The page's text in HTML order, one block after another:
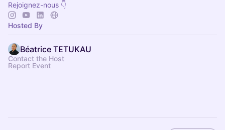
Rejoignez-nous 👇
Hosted By
Béatrice TETUKAU
Contact the Host
Report Event